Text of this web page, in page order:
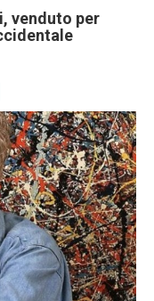
venduto per